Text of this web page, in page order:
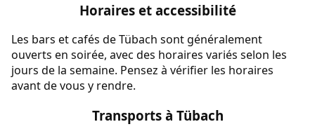
Horaires et accessibilité
Les bars et cafés de Tübach sont généralement
ouverts en soirée, avec des horaires variés selon les
jours de la semaine. Pensez à vérifier les horaires
avant de vous y rendre.
Transports à Tübach